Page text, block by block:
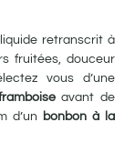
retranscrit à
fruitées, douceur
vous d’une
avant de
d’un
bonbon à la